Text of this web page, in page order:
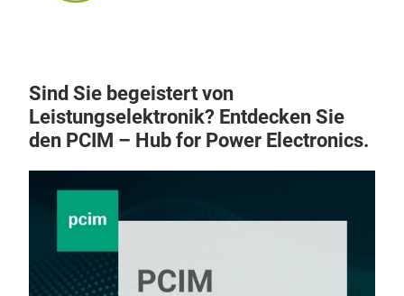
Sind Sie begeistert von
Leistungselektronik? Entdecken Sie
den PCIM – Hub for Power Electronics.